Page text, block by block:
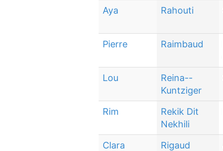
Aya Rahouti
Pierre Raimbaud
Lou
Reina--
Kuntziger
Rim
Rekik Dit
Nekhili
Clara Rigaud